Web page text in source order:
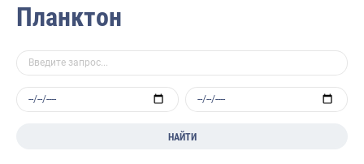
Планктон
НАЙТИ